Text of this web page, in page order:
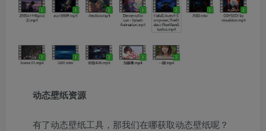
动态壁纸资源
有了动态壁纸工具，那我们在哪获取动态壁纸呢？